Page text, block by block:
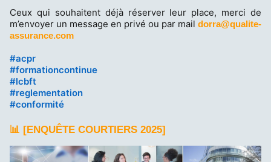
Ceux qui souhaitent déjà réserver leur place, merci de
m’envoyer un message en privé ou par mail dorra@qualite-
assurance.com
h
a
s
h
t
g
#acpr
h
a
s
h
a
#formationcontinue
h
a
s
t
g
#lcbft
h
a
h
a
#reglementation
h
s
t
#conformité
📊 [ENQUÊTE COURTIERS 2025]